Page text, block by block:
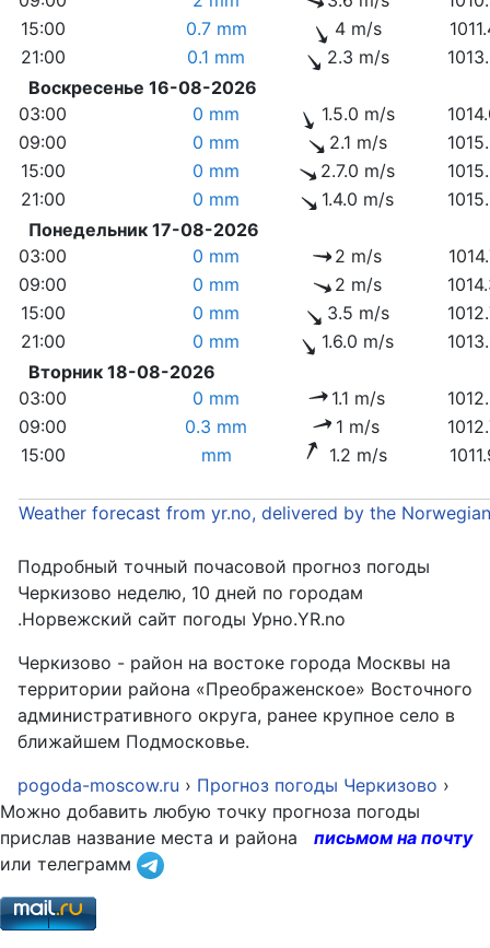
15:00
0.7 mm 4 m/s
21:00
0.1 mm 2.3 m/s
Воскресенье 16-08-2026
03:00
0 mm 1.5.0 m/s
09:00
0 mm 2.1 m/s
15:00
0 mm 2.7.0 m/s
21:00
0 mm 1.4.0 m/s
Понедельник 17-08-2026
03:00
0 mm 2 m/s
09:00
0 mm 2 m/s
15:00
0 mm 3.5 m/s
21:00
0 mm 1.6.0 m/s
Вторник 18-08-2026
03:00
0 mm 1.1 m/s
09:00
0.3 mm 1 m/s
15:00
mm 1.2 m/s
Weather forecast from yr.no, delivered by the
Подробный точный почасовой прогноз погоды
Черкизово неделю, 10 дней по городам
.Норвежский сайт погоды Урно.YR.no
Черкизово - район на востоке города Москвы на
территории района «Преображенское» Восточного
административного округа, ранее крупное село в
ближайшем Подмосковье.
pogoda-moscow.ru › Прогноз погоды Черкизово ›
Можно добавить любую точку прогноза погоды
прислав название места и района
письмом на почту
или телеграмм